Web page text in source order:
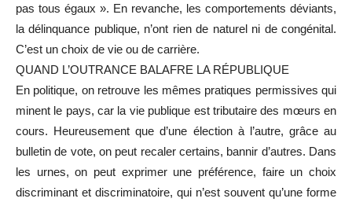
pas tous égaux ». En revanche, les comportements déviants,
la délinquance publique, n’ont rien de naturel ni de congénital.
C’est un choix de vie ou de carrière.
QUAND L’OUTRANCE BALAFRE LA RÉPUBLIQUE
En politique, on retrouve les mêmes pratiques permissives qui
minent le pays, car la vie publique est tributaire des mœurs en
cours. Heureusement que d’une élection à l’autre, grâce au
bulletin de vote, on peut recaler certains, bannir d’autres. Dans
les urnes, on peut exprimer une préférence, faire un choix
discriminant et discriminatoire, qui n’est souvent qu’une forme